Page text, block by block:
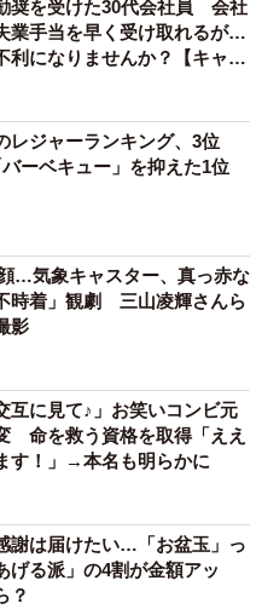
奨を受けた30代会社員 会社
業手当を早く受け取れるが…
利になりませんか？【キャリ
説】
レジャーランキング、3位
バーベキュー」を抑えた1位
…気象キャスター、真っ赤な
時着」観劇 三山凌輝さんら
影
互に見て♪」お笑いコンビ元
命を救う資格を取得「ええ
す！」→本名も明らかに
謝は届けたい…「お盆玉」っ
げる派」の4割が金額アッ
？